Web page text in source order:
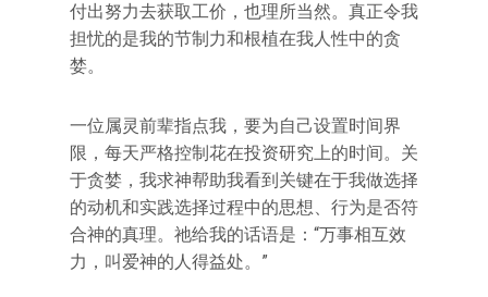
付出努力去获取工价，也理所当然。真正令我
担忧的是我的节制力和根植在我人性中的贪
婪。
一位属灵前辈指点我，要为自己设置时间界
限，每天严格控制花在投资研究上的时间。关
于贪婪，我求神帮助我看到关键在于我做选择
的动机和实践选择过程中的思想、行为是否符
合神的真理。祂给我的话语是：“万事相互效
力，叫爱神的人得益处。”